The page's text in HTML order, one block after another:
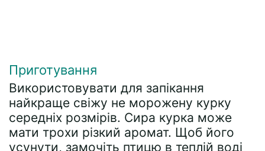
Приготування
Використовувати для запікання
найкраще свіжу не морожену курку
середніх розмірів. Сира курка може
мати трохи різкий аромат. Щоб його
усунути, замочіть птицю в теплій воді